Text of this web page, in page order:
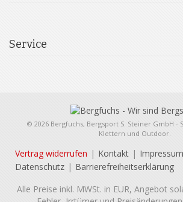
Service
© 2026 Bergfuchs, Bergsport S. Steiner GmbH -
Klettern und Outdoor.
Vertrag widerrufen Kontakt Impressum
Datenschutz
Barrierefreiheitserklärung
Alle Preise inkl. MWSt. in EUR, Angebot